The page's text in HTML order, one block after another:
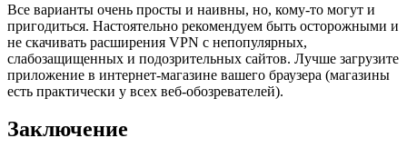
Все варианты очень просты и наивны, но, кому-то могут и
пригодиться. Настоятельно рекомендуем быть осторожными и
не скачивать расширения VPN с непопулярных,
слабозащищенных и подозрительных сайтов. Лучше загрузите
приложение в интернет-магазине вашего браузера (магазины
есть практически у всех веб-обозревателей).
Заключение